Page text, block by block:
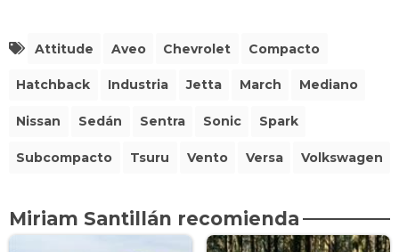
Attitude Aveo Chevrolet Compacto
Hatchback Industria Jetta March Mediano
Nissan Sedán Sentra Sonic Spark
Subcompacto Tsuru Vento Versa Volkswagen
Miriam Santillán recomienda